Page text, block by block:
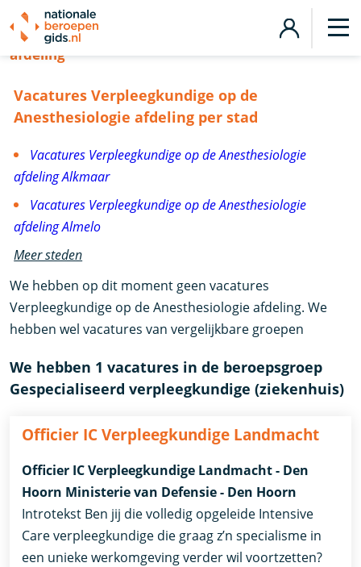
Vacatures Verpleegkundige op de Anesthesiologie
afdeling
Vacatures Verpleegkundige op de
Anesthesiologie afdeling per stad
Vacatures Verpleegkundige op de Anesthesiologie
afdeling Alkmaar
Vacatures Verpleegkundige op de Anesthesiologie
afdeling Almelo
Meer steden
We hebben op dit moment geen vacatures
Verpleegkundige op de Anesthesiologie afdeling. We
hebben wel vacatures van vergelijkbare groepen
We hebben 1 vacatures in de beroepsgroep
Gespecialiseerd verpleegkundige (ziekenhuis)
Officier IC Verpleegkundige Landmacht
Officier IC Verpleegkundige Landmacht - Den
Hoorn Ministerie van Defensie - Den Hoorn
Introtekst Ben jij die volledig opgeleide Intensive
Care verpleegkundige die graag z’n specialisme in
een unieke werkomgeving verder wil voortzetten?